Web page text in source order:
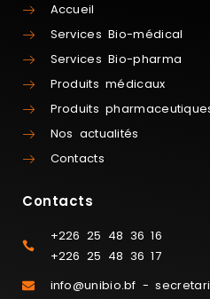
Accueil
Services Bio-médical
Services Bio-pharma
Produits médicaux
Produits
Nos actualités
Contacts
Contacts
+226 25 48 36 16
+226 25 48 36 17
info@unibio.bf -